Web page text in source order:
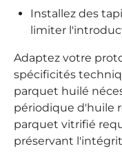
Installez des
limiter
Adaptez votre
spécificités
parquet huilé
périodique d'huile
parquet vitrifié
préservant